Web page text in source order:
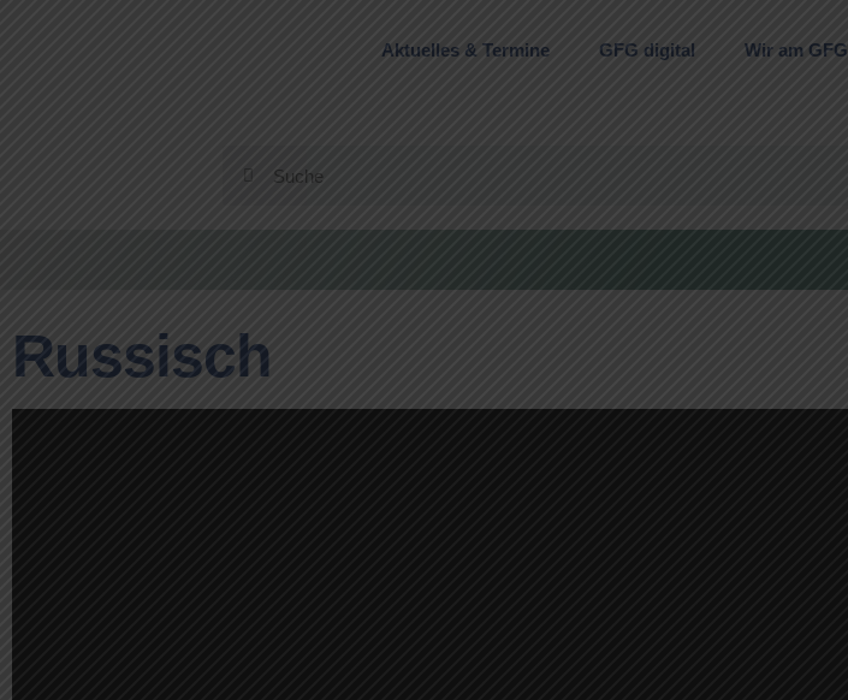
Aktuelles & Termine GFG digital Wir am GFG
Russisch